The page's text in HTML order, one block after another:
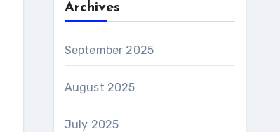
Archives
September 2025
August 2025
July 2025